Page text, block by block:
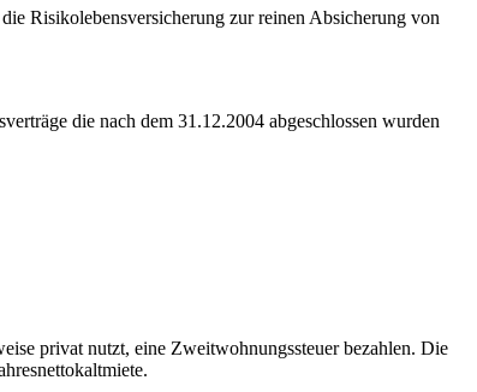
Risikolebensversicherung zur reinen Absicherung von
die nach dem 31.12.2004 abgeschlossen wurden
privat nutzt, eine Zweitwohnungssteuer bezahlen. Die